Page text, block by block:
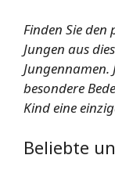
Finden Sie
Jungen aus
Jungennamen.
besondere
Kind eine
Beliebte